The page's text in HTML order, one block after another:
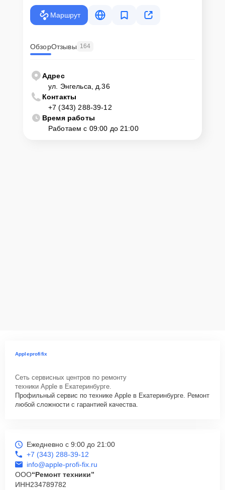
Маршрут
ОбзорОтзывы 164
Адрес
ул. Энгельса, д.36
Контакты
+7 (343) 288-39-12
Время работы
Работаем с 09:00 до 21:00
Appleprofifix
Сеть сервисных центров по ремонту
техники Apple в Екатеринбурге.
Профильный сервис по технике Apple в Екатеринбурге. Ремонт
любой сложности с гарантией качества.
Ежедневно с 9:00 до 21:00
+7 (343) 288-39-12
info@apple-profi-fix.ru
ООО“Ремонт техники”
ИНН234789782